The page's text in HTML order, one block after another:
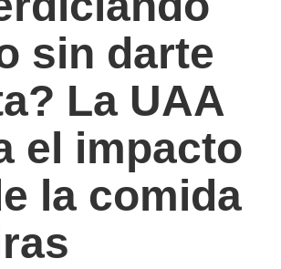
sin darte
La UAA
el impacto
la comida